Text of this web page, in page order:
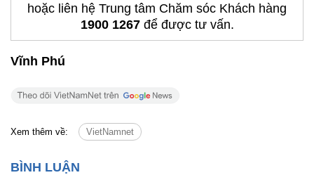
hoặc liên hệ Trung tâm Chăm sóc Khách hàng
1900 1267để được tư vấn.
Vĩnh Phú
Xem thêm về: VietNamnet